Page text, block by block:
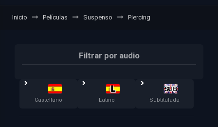
Inicio Películas Suspenso Piercing
Filtrar por audio
Castellano Latino Subtitulada